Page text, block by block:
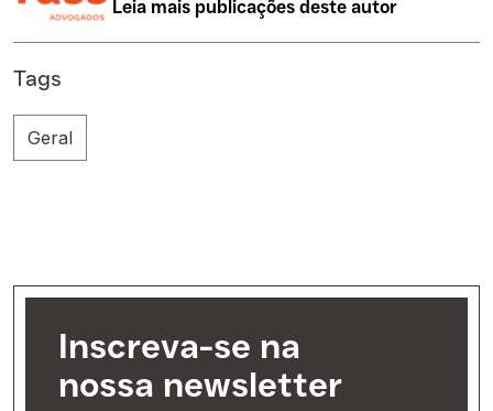
Leia mais publicações deste autor
Tags
Geral
Inscreva-se na
nossa newsletter